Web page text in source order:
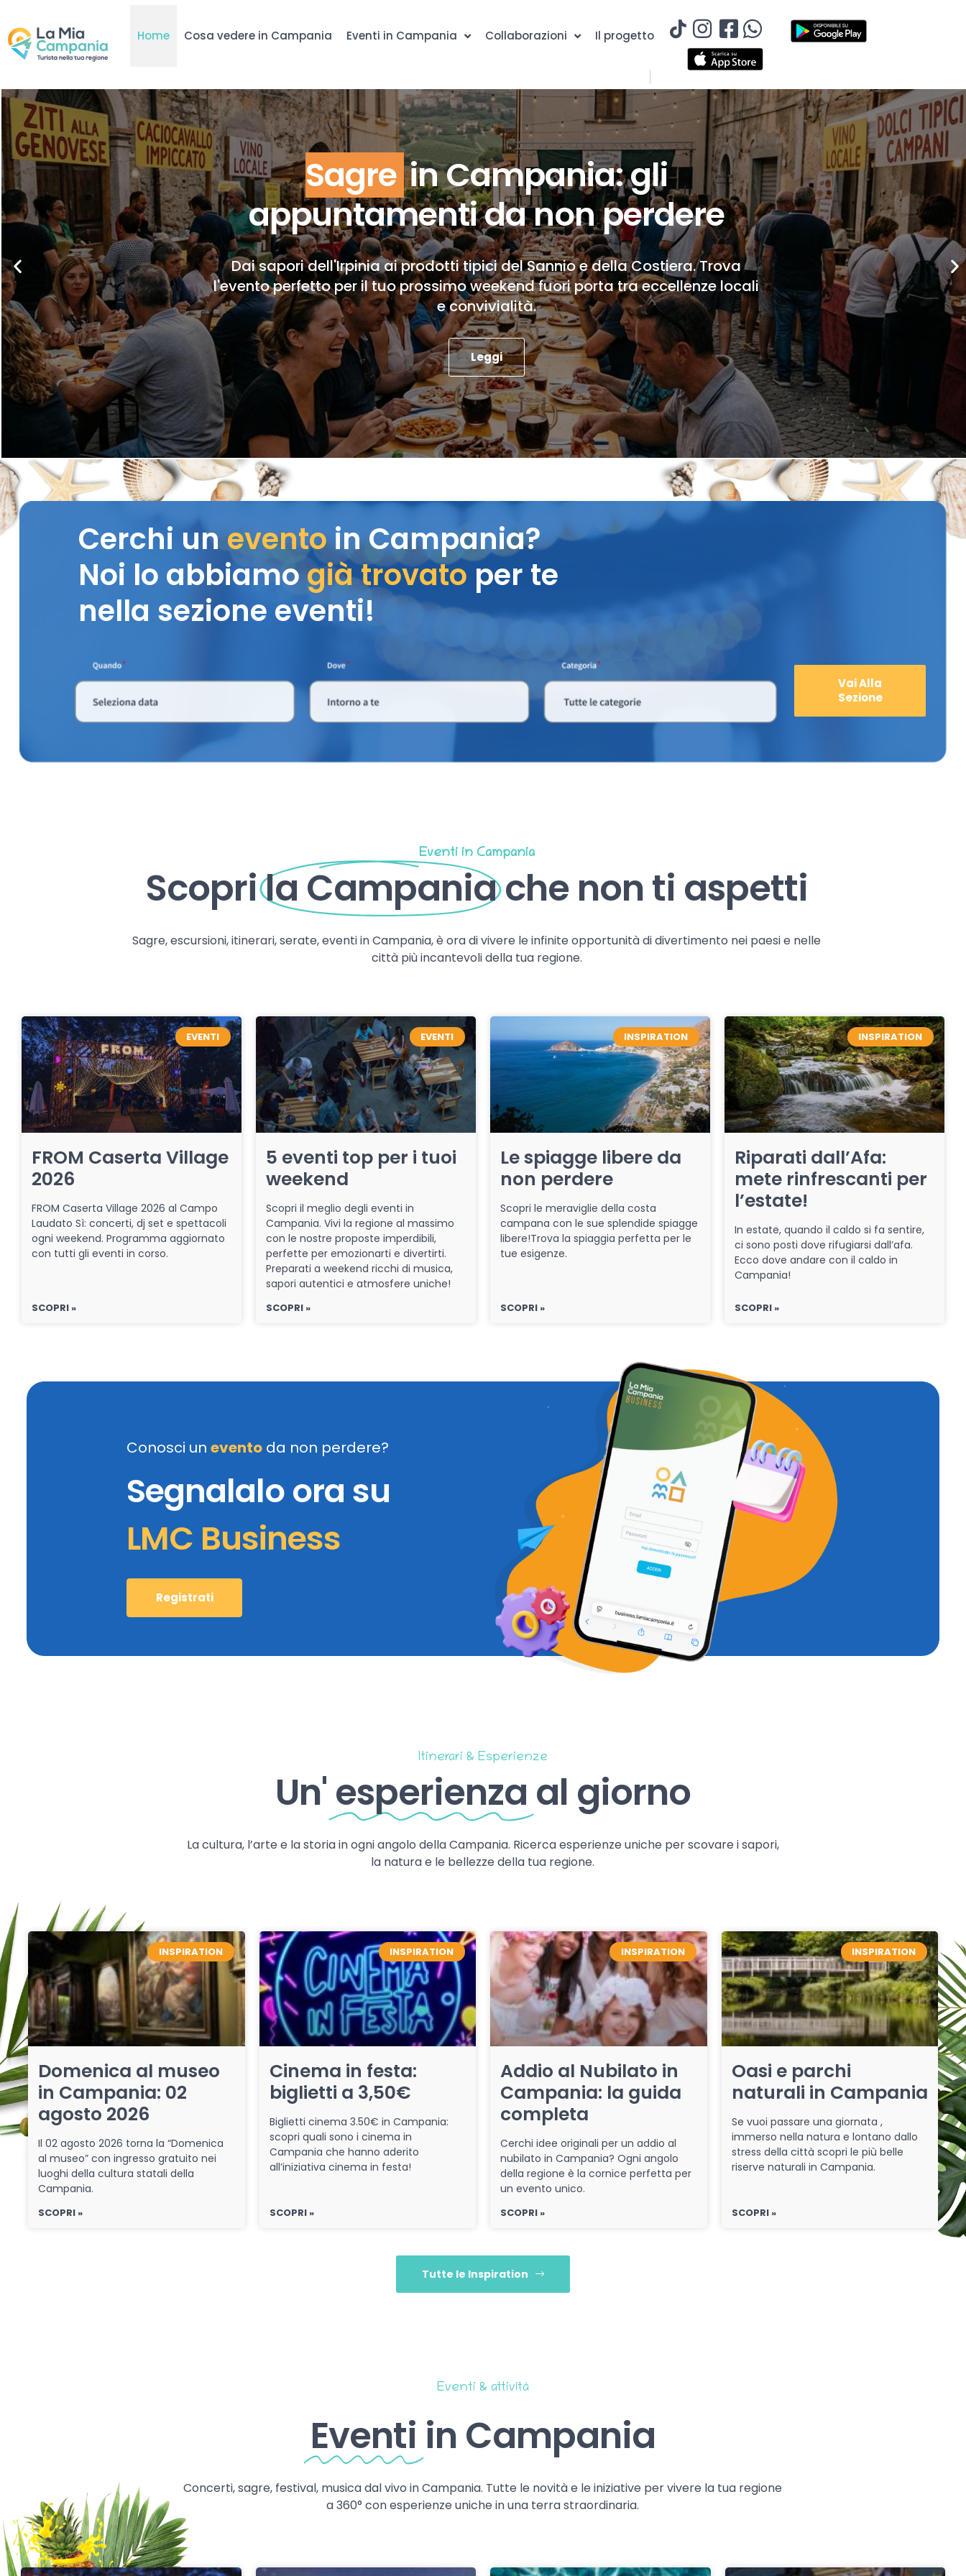
Home Cosa vedere in Campania Eventi in Campania Collaborazioni Il progetto
Sagre in Campania: gli
appuntamenti da non perdere
Dai sapori dell'Irpinia ai prodotti tipici del Sannio e della Costiera. Trova
l'evento perfetto per il tuo prossimo weekend fuori porta tra eccellenze locali
e convivialità.
Leggi
Cerchi uneventoin Campania?
Noi lo abbiamogià trovato per te
nella sezione eventi!
Vai Alla
Sezione
Eventi in Campania
Scoprila Campaniache non ti aspetti
Sagre, escursioni, itinerari, serate, eventi in Campania, è ora di vivere le infinite opportunità di divertimento nei paesi e nelle
città più incantevoli della tua regione.
EVENTI
FROM Caserta Village
2026
FROM Caserta Village 2026 al Campo
Laudato Sì: concerti, dj set e spettacoli
ogni weekend. Programma aggiornato
con tutti gli eventi in corso.
SCOPRI »
EVENTI
5 eventi top per i tuoi
weekend
Scopri il meglio degli eventi in
Campania. Vivi la regione al massimo
con le nostre proposte imperdibili,
perfette per emozionarti e divertirti.
Preparati a weekend ricchi di musica,
sapori autentici e atmosfere uniche!
SCOPRI »
INSPIRATION
Le spiagge libere da
non perdere
Scopri le meraviglie della costa
campana con le sue splendide spiagge
libere!Trova la spiaggia perfetta per le
tue esigenze.
SCOPRI »
INSPIRATION
Riparati dall’Afa:
mete rinfrescanti per
l’estate!
In estate, quando il caldo si fa sentire,
ci sono posti dove rifugiarsi dall’afa.
Ecco dove andare con il caldo in
Campania!
SCOPRI »
Conosci un evento da non perdere?
Segnalalo ora su
LMC Business
Registrati
Itinerari & Esperienze
Un' esperienza al giorno
La cultura, l’arte e la storia in ogni angolo della Campania. Ricerca esperienze uniche per scovare i sapori,
la natura e le bellezze della tua regione.
INSPIRATION
Domenica al museo
in Campania: 02
agosto 2026
Il 02 agosto 2026 torna la “Domenica
al museo” con ingresso gratuito nei
luoghi della cultura statali della
Campania.
SCOPRI »
INSPIRATION
Cinema in festa:
biglietti a 3,50€
Biglietti cinema 3.50€ in Campania:
scopri quali sono i cinema in
Campania che hanno aderito
all’iniziativa cinema in festa!
SCOPRI »
INSPIRATION
Addio al Nubilato in
Campania: la guida
completa
Cerchi idee originali per un addio al
nubilato in Campania? Ogni angolo
della regione è la cornice perfetta per
un evento unico.
SCOPRI »
INSPIRATION
Oasi e parchi
naturali in Campania
Se vuoi passare una giornata ,
immerso nella natura e lontano dallo
stress della città scopri le più belle
riserve naturali in Campania.
SCOPRI »
Tutte le Inspiration
Eventi & attività
Eventi in Campania
Concerti, sagre, festival, musica dal vivo in Campania. Tutte le novità e le iniziative per vivere la tua regione
a 360° con esperienze uniche in una terra straordinaria.